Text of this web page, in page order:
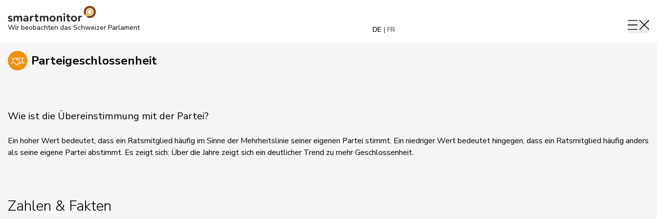
Wir beobachten das Schweizer Parlament DE FR
Parteigeschlossenheit
Wie ist die Übereinstimmung mit der Partei?
Ein hoher Wert bedeutet, dass ein Ratsmitglied häufig im Sinne der Mehrheitslinie seiner eigenen Partei stimmt. Ein niedriger Wert bedeutet hingegen, dass ein Ratsmitglied häufig anders
als seine eigene Partei abstimmt. Es zeigt sich: Über die Jahre zeigt sich ein deutlicher Trend zu mehr Geschlossenheit.
Zahlen & Fakten